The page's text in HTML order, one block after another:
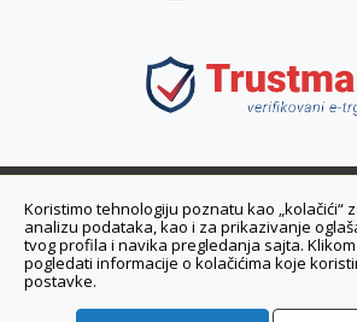
011 6355 550
Ponedeljak - Petak 08:00 -
Koristimo tehnologiju poznatu kao „kolačići“
analizu podataka, kao i za prikazivanje
tvog profila i navika pregledanja sajta.
pogledati informacije o kolačićima koje
postavke.